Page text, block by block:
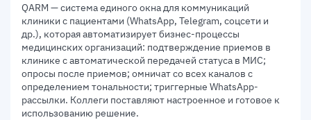
QARM — cистема единого окна для коммуникаций
клиники с пациентами (WhatsApp, Telegram, соцсети и
др.), которая автоматизирует бизнес-процессы
медицинских организаций: подтверждение приемов в
клинике с автоматической передачей статуса в МИС;
опросы после приемов; омничат со всех каналов с
определением тональности; триггерные WhatsApp-
рассылки. Коллеги поставляют настроенное и готовое к
использованию решение.